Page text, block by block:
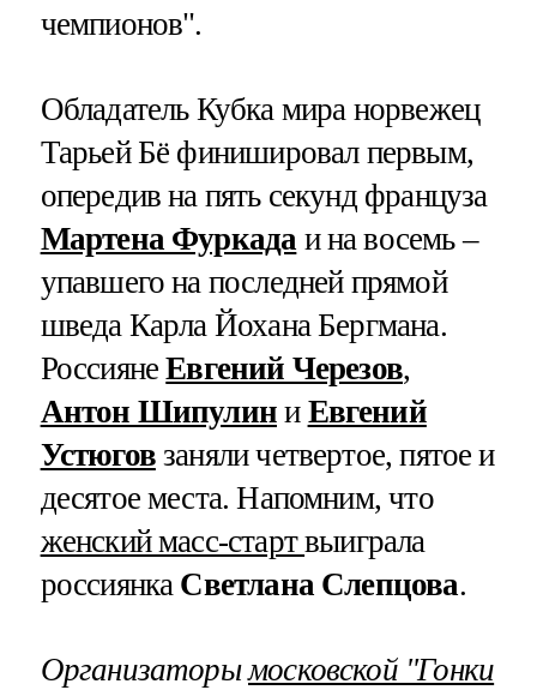
чемпионов".
Обладатель Кубка мира норвежец
Тарьей Бё финишировал первым,
опередив на пять секунд француза
Мартена Фуркада и на восемь –
упавшего на последней прямой
шведа Карла Йохана Бергмана.
РоссиянеЕвгений Черезов,
Антон Шипулин и Евгений
Устюговзаняли четвертое, пятое и
десятое места. Напомним, что
женский масс-стартвыиграла
россиянка Светлана Слепцова.
Организаторымосковской "Гонки